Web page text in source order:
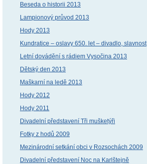
Beseda o historii 2013
Lampionový průvod 2013
Hody 2013
Kundratice – oslavy 650. let – divadlo, slavnost
Letní dovádění s rádiem Vysočina 2013
Dětský den 2013
Maškarní na ledě 2013
Hody 2012
Hody 2011
Divadelní představení Tři mušketýři
Fotky z hodů 2009
Mezinárodní setkání obci v Rozsochách 2009
Divadelní představení Noc na Karlštejně